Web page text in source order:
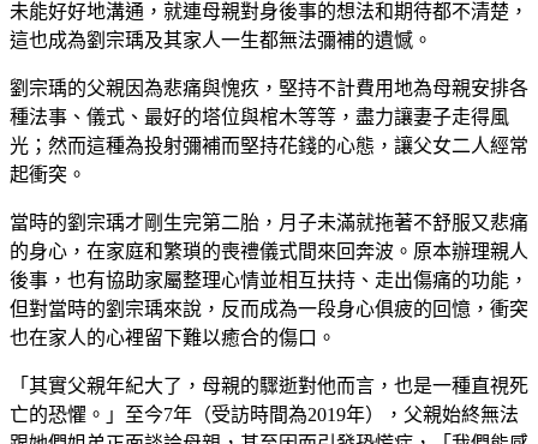
未能好好地溝通，就連母親對身後事的想法和期待都不清楚，
這也成為劉宗瑀及其家人一生都無法彌補的遺憾。
劉宗瑀的父親因為悲痛與愧疚，堅持不計費用地為母親安排各
種法事、儀式、最好的塔位與棺木等等，盡力讓妻子走得風
光；然而這種為投射彌補而堅持花錢的心態，讓父女二人經常
起衝突。
當時的劉宗瑀才剛生完第二胎，月子未滿就拖著不舒服又悲痛
的身心，在家庭和繁瑣的喪禮儀式間來回奔波。原本辦理親人
後事，也有協助家屬整理心情並相互扶持、走出傷痛的功能，
但對當時的劉宗瑀來說，反而成為一段身心俱疲的回憶，衝突
也在家人的心裡留下難以癒合的傷口。
「其實父親年紀大了，母親的驟逝對他而言，也是一種直視死
亡的恐懼。」至今7年（受訪時間為2019年），父親始終無法